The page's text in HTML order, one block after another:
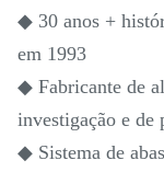
◆ 30 anos +
em 1993
◆ Fabricante de
investigação e de
◆ Sistema de